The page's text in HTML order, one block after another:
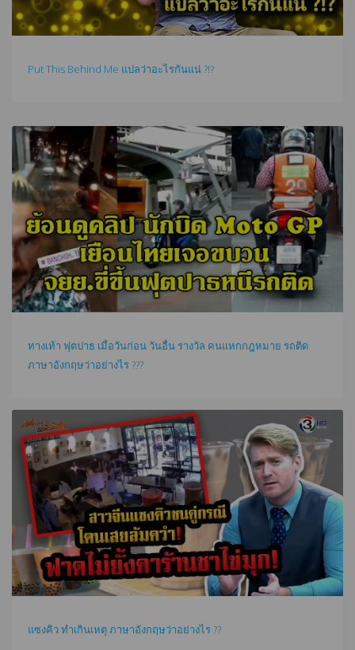
Put This Behind Me แปลว่าอะไรกันแน่ ?!?
ทางเท้า ฟุตปาธ เมื่อวันก่อน วันอื่น รางวัล คนแหกกฎหมาย รถติด
ภาษาอังกฤษว่าอย่างไร ???
แซงคิว ทำเกินเหตุ ภาษาอังกฤษว่าอย่างไร ??